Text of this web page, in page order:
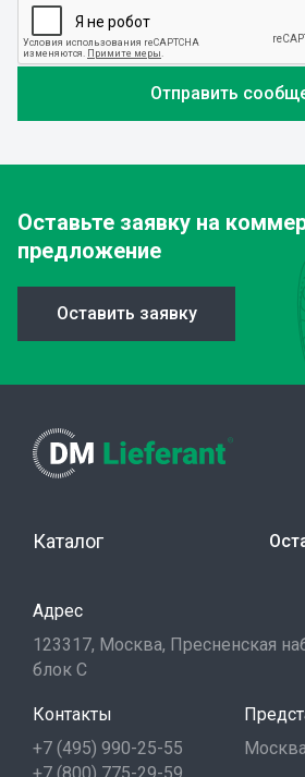
Оставьте заявку на
предложение
Оставить заявку
Каталог
Адрес
123317, Москва, Пресненская
блок С
Контакты
+7 (495) 990-25-55